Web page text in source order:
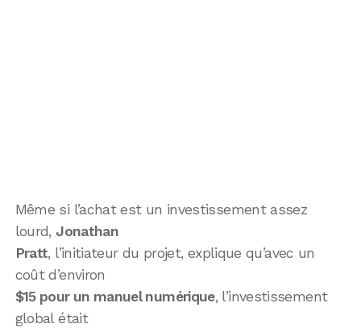
Même si l’achat est un investissement assez
lourd, Jonathan
Pratt, l’initiateur du projet, explique qu’avec un
coût d’environ
$15 pour un manuel numérique, l’investissement
global était